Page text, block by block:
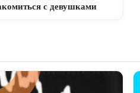
с девушками